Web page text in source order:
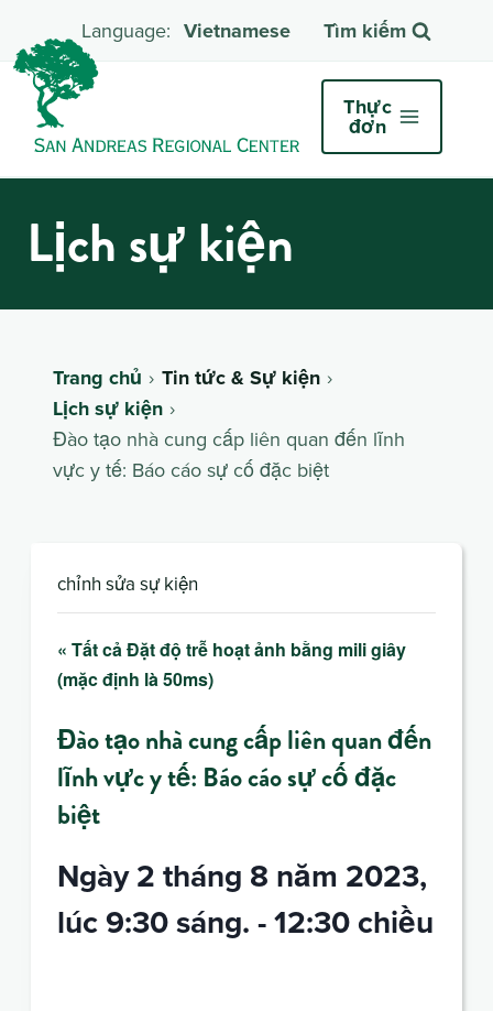
Vietnamese Tìm kiếm
Thực
đơn
Lịch sự kiện
Trang chủ
Tin tức & Sự kiện
Lịch sự kiện
Đào tạo nhà cung cấp liên quan đến lĩnh
vực y tế: Báo cáo sự cố đặc biệt
chỉnh sửa sự kiện
« Tất cả Đặt độ trễ hoạt ảnh bằng mili giây
(mặc định là 50ms)
Đào tạo nhà cung cấp liên quan đến
lĩnh vực y tế: Báo cáo sự cố đặc
biệt
Ngày 2 tháng 8 năm 2023,
lúc 9:30 sáng. -12:30 chiều